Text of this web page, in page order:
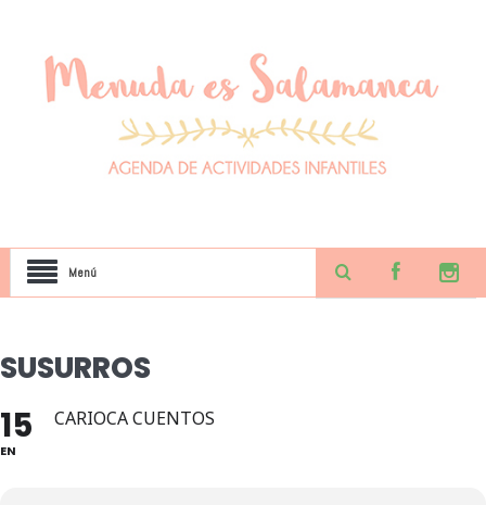
Menú
SUSURROS
15
EN
CARIOCA CUENTOS